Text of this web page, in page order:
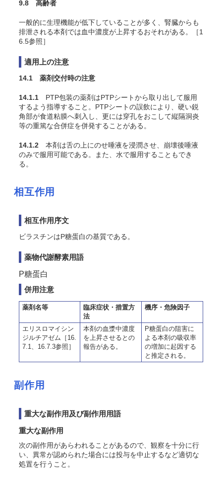
9.8 高齢者
一般的に生理機能が低下していることが多く、腎臓からも
排泄される本剤では血中濃度が上昇するおそれがある。［1
6.5参照］
適用上の注意
14.1 薬剤交付時の注意
14.1.1 PTP包装の薬剤はPTPシートから取り出して服用
するよう指導すること。PTPシートの誤飲により、硬い鋭
角部が食道粘膜へ刺入し、更には穿孔をおこして縦隔洞炎
等の重篤な合併症を併発することがある。
14.1.2 本剤は舌の上にのせ唾液を浸潤させ、崩壊後唾液
のみで服用可能である。また、水で服用することもでき
る。
相互作用
相互作用序文
ビラスチンはP糖蛋白の基質である 。
薬物代謝酵素用語
P糖蛋白
併用注意
薬剤名等
臨床症状・措置方
法
機序・危険因子
エリスロマイシン
ジルチアゼム［16.
7.1、16.7.3参照］
本剤の血漿中濃度
を上昇させるとの
報告がある。
P糖蛋白の阻害に
よる本剤の吸収率
の増加に起因する
と推定される。
副作用
重大な副作用及び副作用用語
重大な副作用
次の副作用があらわれることがあるので、観察を十分に行
い、異常が認められた場合には投与を中止するなど適切な
処置を行うこと。